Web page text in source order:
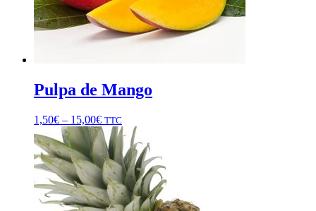
Pulpa de Mango
1,50€ – 15,00€ TTC